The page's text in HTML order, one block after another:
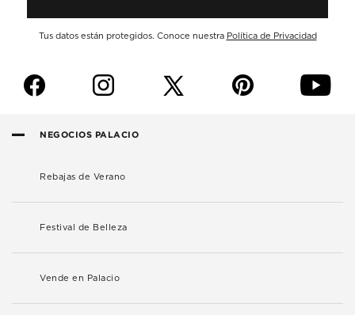
Tus datos están protegidos. Conoce nuestra Política de Privacidad
f i p y
NEGOCIOS PALACIO
Rebajas de Verano
Festival de Belleza
Vende en Palacio